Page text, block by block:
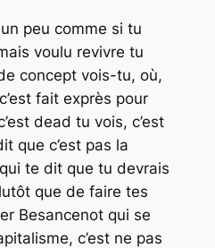
peu comme si tu
voulu revivre tu
concept vois-tu, où,
fait exprès pour
dead tu vois, c’est
que c’est pas la
te dit que tu devrais
que de faire tes
Besancenot qui se
c’est ne pas